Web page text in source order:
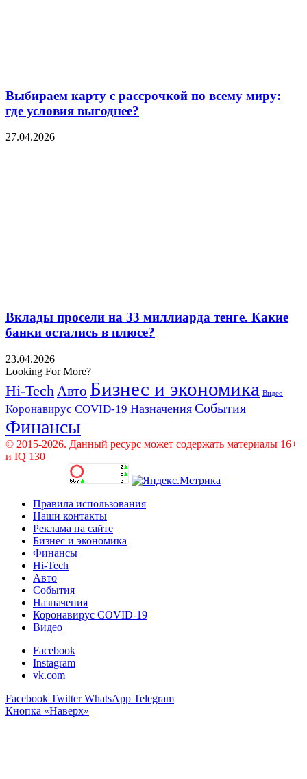
Выбираем карту с рассрочкой по всему миру:
где условия выгоднее?
27.04.2026
Вклады просели на 33 миллиарда тенге. Какие
банки остались в плюсе?
23.04.2026
Looking For More?
Hi-Tech Авто Бизнес и экономика Видео
Коронавирус COVID-19 Назначения События
Финансы
© 2015-2026. Данный ресурс может содержать материалы 16+
и IQ 130
Правила использования
Наши контакты
Реклама на сайте
Бизнес и экономика
Финансы
Hi-Tech
Авто
События
Назначения
Коронавирус COVID-19
Видео
Facebook
Instagram
vk.com
Facebook Twitter WhatsApp Telegram
Кнопка «Наверх»